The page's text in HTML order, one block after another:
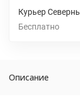
Курьер
Бесплатно
Описание